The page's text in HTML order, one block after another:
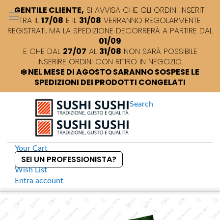
GENTILE CLIENTE, SI AVVISA CHE GLI ORDINI INSERITI
TRA IL 17/08 E IL 31/08 VERRANNO REGOLARMENTE
REGISTRATI, MA LA SPEDIZIONE DECORRERÀ A PARTIRE DAL
01/09
E CHE DAL 27/07 AL 31/08 NON SARÀ POSSIBILE
INSERIRE ORDINI CON RITIRO IN NEGOZIO.
❄️ NEL MESE DI AGOSTO SARANNO SOSPESE LE
SPEDIZIONI DEI PRODOTTI CONGELATI
Search
Your Cart
SEI UN PROFESSIONISTA?
Wish List
Entra account
S
Home Nipponia Foglie di bambù fresche sottovuoto
S
k